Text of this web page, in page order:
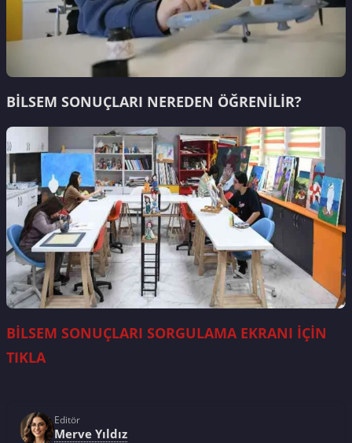
BİLSEM SONUÇLARI NEREDEN ÖĞRENİLİR?
BİLSEM SONUÇLARI SORGULAMA EKRANI İÇİN
TIKLA
Editör
Merve Yıldız